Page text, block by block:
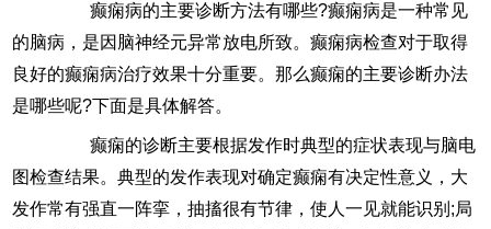
癫痫病的主要诊断方法有哪些?癫痫病是一种常见
的脑病，是因脑神经元异常放电所致。癫痫病检查对于取得
良好的癫痫病治疗效果十分重要。那么癫痫的主要诊断办法
是哪些呢?下面是具体解答。
癫痫的诊断主要根据发作时典型的症状表现与脑电
图检查结果。典型的发作表现对确定癫痫有决定性意义，大
发作常有强直一阵挛，抽搐很有节律，使人一见就能识别;局